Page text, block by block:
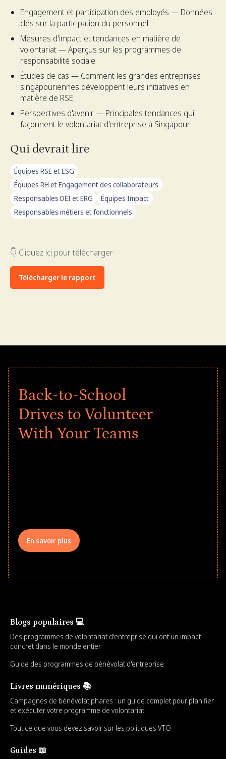
Engagement et participation des employés — Données
clés sur la participation du personnel
Mesures d'impact et tendances en matière de
volontariat — Aperçus sur les programmes de
responsabilité sociale
Études de cas — Comment les grandes entreprises
singapouriennes développent leurs initiatives en
matière de RSE
Perspectives d'avenir — Principales tendances qui
façonnent le volontariat d'entreprise à Singapour
Qui devrait lire
Équipes RSE et ESG
Équipes RH et Engagement des collaborateurs
Responsables DEI et ERG
Équipes Impact
Responsables métiers et fonctionnels
👇 Cliquez ici pour télécharger
Télécharger le rapport
Back-to-School
Drives to Volunteer
With Your Teams
En savoir plus
Blogs populaires 💻
Des programmes de volontariat d'entreprise qui ont un impact
concret dans le monde entier
Guide des programmes de bénévolat d'entreprise
Livres numériques 📚
Campagnes de bénévolat phares : un guide complet pour planifier
et exécuter votre programme de volontariat
Tout ce que vous devez savoir sur les politiques VTO
Guides 📖